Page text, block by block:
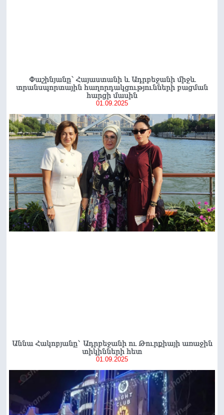
Փաշինյանը՝ Հայաստանի և Ադրբեջանի միջև
տրանսպորտային հաղորդակցությունների բացման
հարցի մասին
01.09.2025
Աննա Հակոբյանը` Ադրբեջանի ու Թուրքիայի առաջին
տիկինների հետ
01.09.2025